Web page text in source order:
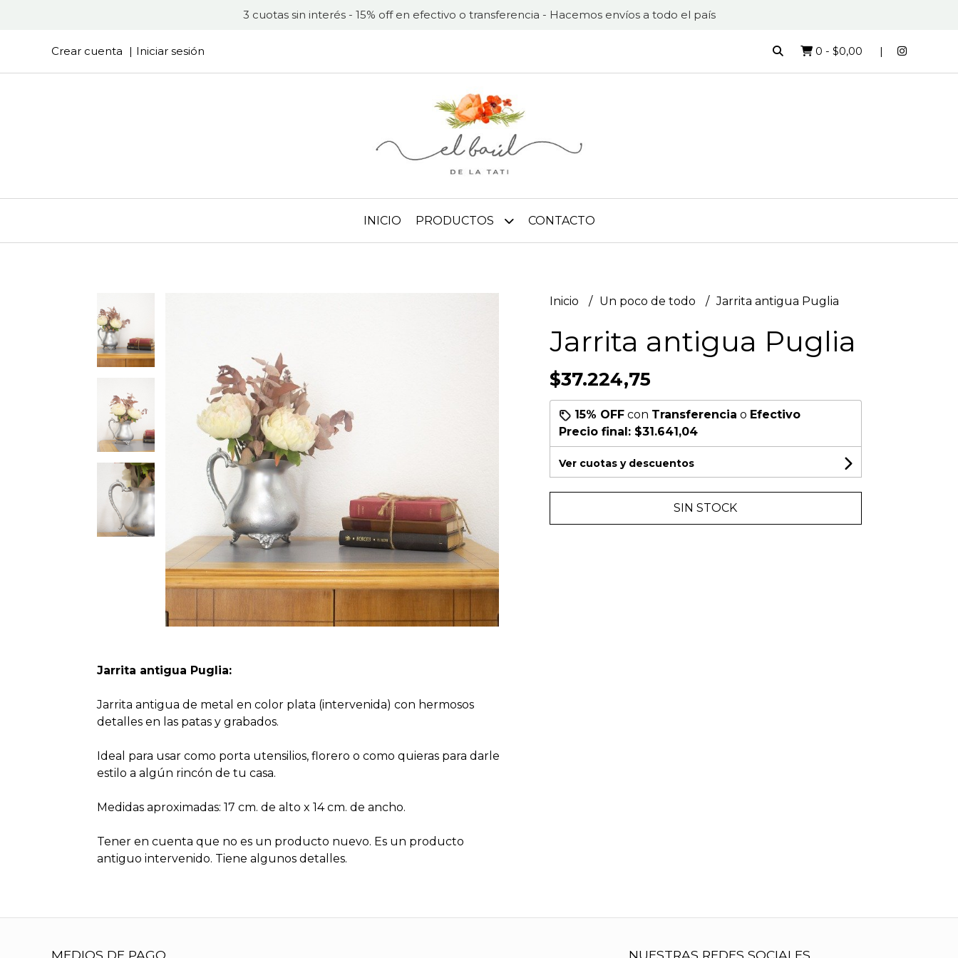
3 cuotas sin interés - 15% off en efectivo o transferencia - Hacemos envíos a todo el país
Crear cuenta Iniciar sesión 0 - $0,00
INICIO PRODUCTOS CONTACTO
Jarrita antigua Puglia:
Jarrita antigua de metal en color plata (intervenida) con hermosos
detalles en las patas y grabados.
Ideal para usar como porta utensilios, florero o como quieras para darle
estilo a algún rincón de tu casa.
Medidas aproximadas: 17 cm. de alto x 14 cm. de ancho.
Tener en cuenta que no es un producto nuevo. Es un producto
antiguo intervenido. Tiene algunos detalles.
Inicio Un poco de todo Jarrita antigua Puglia
Jarrita antigua Puglia
$37.224,75
15% OFFcon Transferencia o Efectivo
Precio final: $31.641,04
Ver cuotas y descuentos
SIN STOCK
MEDIOS DE PAGO NUESTRAS REDES SOCIALES